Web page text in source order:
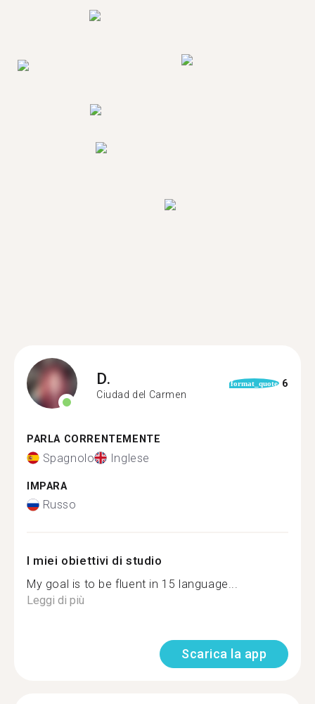
D.
Ciudad del Carmen
format_quote 6
PARLA CORRENTEMENTE
Spagnolo Inglese
IMPARA
Russo
I miei obiettivi di studio
My goal is to be fluent in 15 language...
Leggi di più
Scarica la app